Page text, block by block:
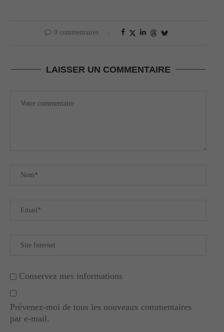
0 commentaires
LAISSER UN COMMENTAIRE
Conservez mes informations
Prévenez-moi de tous les nouveaux commentaires
par e-mail.